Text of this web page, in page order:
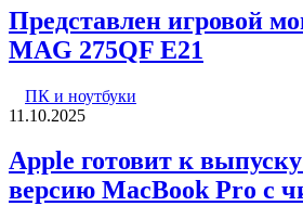
Представлен игровой
MAG 275QF E21
ПК и ноутбуки
11.10.2025
Apple готовит к
версию MacBook Pro с